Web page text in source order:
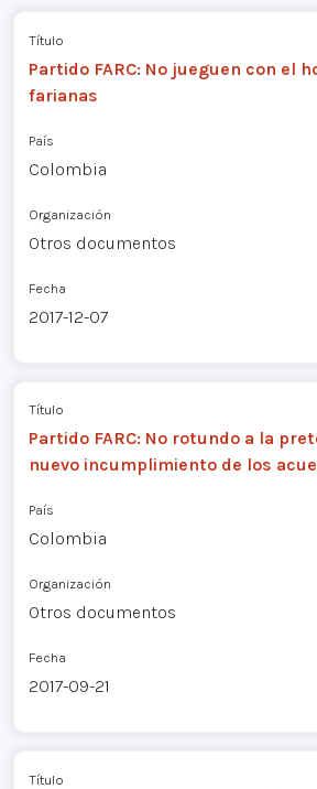
Título
Partido FARC: No jueguen con el
farianas
País
Colombia
Organización
Otros documentos
Fecha
2017-12-07
Título
Partido FARC: No rotundo a la
nuevo incumplimiento de los
País
Colombia
Organización
Otros documentos
Fecha
2017-09-21
Título